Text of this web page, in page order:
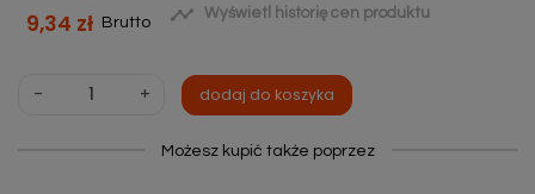
9,34 zł Brutto  Wyświetl historię cen produktu
- + dodaj do koszyka
Możesz kupić także poprzez